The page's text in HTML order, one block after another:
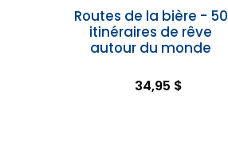
Routes de la bière - 50
itinéraires de rêve
autour du monde
34,95 $